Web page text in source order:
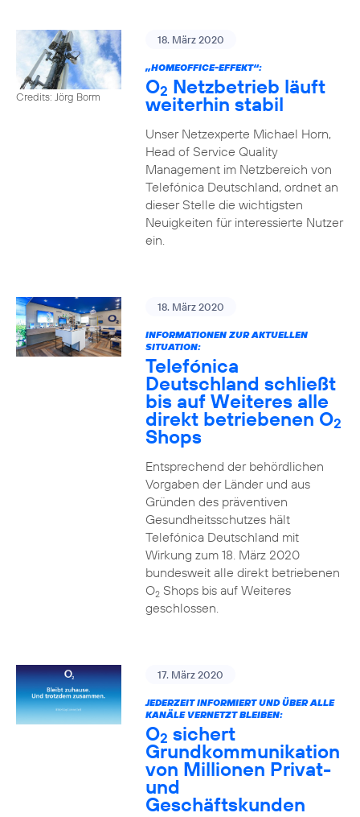
Credits: Jörg Borm
18. März 2020
„HOMEOFFICE-EFFEKT“:
O2 Netzbetrieb läuft
weiterhin stabil
Unser Netzexperte Michael Horn,
Head of Service Quality
Management im Netzbereich von
Telefónica Deutschland, ordnet an
dieser Stelle die wichtigsten
Neuigkeiten für interessierte Nutzer
ein.
18. März 2020
INFORMATIONEN ZUR AKTUELLEN
SITUATION:
Telefónica
Deutschland schließt
bis auf Weiteres alle
direkt betriebenen O2
Shops
Entsprechend der behördlichen
Vorgaben der Länder und aus
Gründen des präventiven
Gesundheitsschutzes hält
Telefónica Deutschland mit
Wirkung zum 18. März 2020
bundesweit alle direkt betriebenen
O2Shops bis auf Weiteres
geschlossen.
17. März 2020
JEDERZEIT INFORMIERT UND ÜBER ALLE
KANÄLE VERNETZT BLEIBEN:
O2 sichert
Grundkommunikation
von Millionen Privat-
und
Geschäftskunden